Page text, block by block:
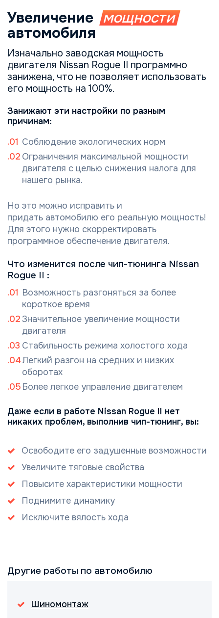
Увеличение мощности
автомобиля
Изначально заводская мощность
двигателя Nissan Rogue II программно
занижена, что не позволяет использовать
его мощность на 100%.
Занижают эти настройки по разным
причинам:
Соблюдение экологических норм
Ограничения максимальной мощности
двигателя с целью снижения налога для
нашего рынка.
Но это можно исправить и
придать автомобилю его реальную мощность!
Для этого нужно скорректировать
программное обеспечение двигателя.
Что изменится после чип-тюнинга Nissan
Rogue II :
Возможность разгоняться за более
короткое время
Значительное увеличение мощности
двигателя
Стабильность режима холостого хода
Легкий разгон на средних и низких
оборотах
Более легкое управление двигателем
Даже если в работе Nissan Rogue II нет
никаких проблем, выполнив чип-тюнинг, вы:
Освободите его задушенные возможности
Увеличите тяговые свойства
Повысите характеристики мощности
Поднимите динамику
Исключите вялость хода
Другие работы по автомобилю
Шиномонтаж